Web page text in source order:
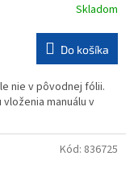
Skladom
Do košíka
nie v pôvodnej fólii.
manuálu v
Kód: 836725